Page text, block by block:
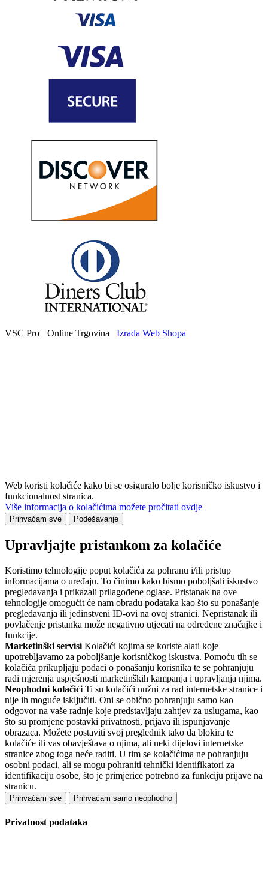
VSC Pro+ Online Trgovina Izrada Web Shopa
Web koristi kolačiće kako bi se osiguralo bolje korisničko iskustvo i
funkcionalnost stranica.
Više informacija o kolačićima možete pročitati ovdje
Prihvaćam sve Podešavanje
Upravljajte pristankom za kolačiće
Koristimo tehnologije poput kolačića za pohranu i/ili pristup
informacijama o uređaju. To činimo kako bismo poboljšali iskustvo
pregledavanja i prikazali prilagođene oglase. Pristanak na ove
tehnologije omogućit će nam obradu podataka kao što su ponašanje
pregledavanja ili jedinstveni ID-ovi na ovoj stranici. Nepristanak ili
povlačenje pristanka može negativno utjecati na određene značajke i
funkcije.
Marketinški servisi Kolačići kojima se koriste alati koje
upotrebljavamo za poboljšanje korisničkog iskustva. Pomoću tih se
kolačića prikupljaju podaci o ponašanju korisnika te se pohranjuju
radi mjerenja uspješnosti marketinških kampanja i upravljanja njima.
Neophodni kolačići Ti su kolačići nužni za rad internetske stranice i
nije ih moguće isključiti. Oni se obično pohranjuju samo kao
odgovor na vaše radnje koje predstavljaju zahtjev za uslugama, kao
što su promjene postavki privatnosti, prijava ili ispunjavanje
obrazaca. Možete postaviti svoj preglednik tako da blokira te
kolačiće ili vas obavještava o njima, ali neki dijelovi internetske
stranice zbog toga neće raditi. U tim se kolačićima ne pohranjuju
osobni podaci, ali se mogu pohraniti tehnički identifikatori za
identifikaciju osobe, što je primjerice potrebno za funkciju prijave na
stranicu.
Prihvaćam sve Prihvaćam samo neophodno
Privatnost podataka